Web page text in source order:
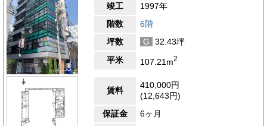
竣工
1997年
階数
6階
坪数
G
32.43坪
平米
107.21m2
賃料
410,000円
(12,643円)
保証金
6ヶ月